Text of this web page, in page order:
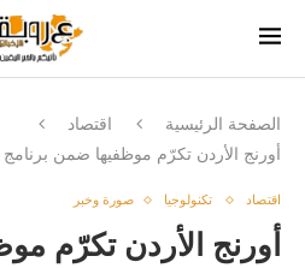
الصفحة الرئيسية
اقتصاد
أورنج الأردن تكرّم موظفيها ضمن برنامج
اقتصاد تكنولوجيا صورة وخبر
أورنج الأردن تكرّم